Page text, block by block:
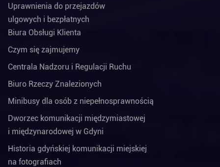
Uprawnienia do przejazdów
ulgowych i bezpłatnych
Biura Obsługi Klienta
Czym się zajmujemy
Centrala Nadzoru i Regulacji Ruchu
Biuro Rzeczy Znalezionych
Minibusy dla osób z niepełnosprawnością
Dworzec komunikacji międzymiastowej
i międzynarodowej w Gdyni
Historia gdyńskiej komunikacji miejskiej
na fotografiach